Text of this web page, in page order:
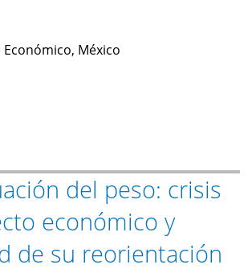
México
del peso: crisis
económico y
de su reorientación